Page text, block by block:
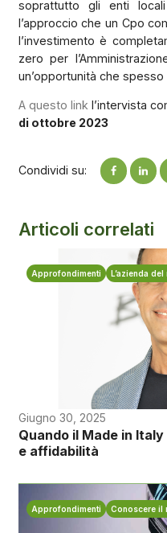
soprattutto gli enti
l’approccio che un Cpo
l’investimento è
zero per
un’opportunità che
A questo link l’intervista
di ottobre 2023
Condividi su:
Articoli correlati
Approfondimenti L’azienda del
Giugno 30, 2025
Quando il Made in
e affidabilità
Approfondimenti Conoscere il